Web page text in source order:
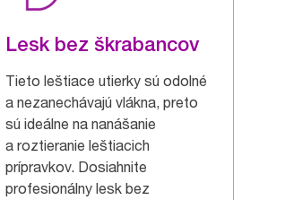
Lesk bez škrabancov
Tieto leštiace utierky sú odolné
a nezanechávajú vlákna, preto
sú ideálne na nanášanie
a roztieranie leštiacich
prípravkov. Dosiahnite
profesionálny lesk bez